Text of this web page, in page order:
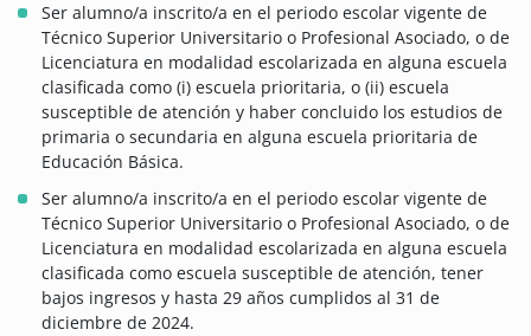
Ser alumno/a inscrito/a en el periodo escolar vigente de
Técnico Superior Universitario o Profesional Asociado, o de
Licenciatura en modalidad escolarizada en alguna escuela
clasificada como (i) escuela prioritaria, o (ii) escuela
susceptible de atención y haber concluido los estudios de
primaria o secundaria en alguna escuela prioritaria de
Educación Básica.
Ser alumno/a inscrito/a en el periodo escolar vigente de
Técnico Superior Universitario o Profesional Asociado, o de
Licenciatura en modalidad escolarizada en alguna escuela
clasificada como escuela susceptible de atención, tener
bajos ingresos y hasta 29 años cumplidos al 31 de
diciembre de 2024.